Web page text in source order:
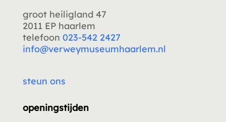
groot heiligland 47
2011 EP haarlem
telefoon 023-542 2427
info@verweymuseumhaarlem.nl
steun ons
openingstijden